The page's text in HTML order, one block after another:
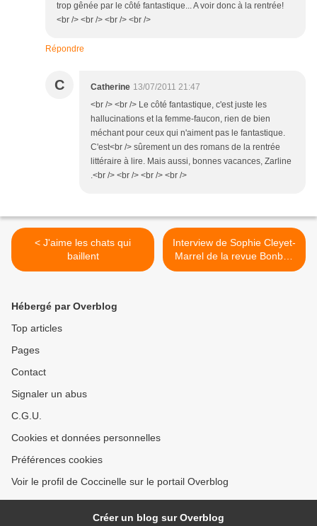
trop gênée par le côté fantastique... A voir donc à la rentrée!
<br /> <br /> <br /> <br />
Répondre
C Catherine 13/07/2011 21:47
<br /> <br /> Le côté fantastique, c'est juste les
hallucinations et la femme-faucon, rien de bien
méchant pour ceux qui n'aiment pas le fantastique.
C'est<br /> sûrement un des romans de la rentrée
littéraire à lire. Mais aussi, bonnes vacances, Zarline
.<br /> <br /> <br /> <br />
< J'aime les chats qui
baillent
Interview de Sophie Cleyet-
Marrel de la revue Bonbek
>
Hébergé par Overblog
Top articles
Pages
Contact
Signaler un abus
C.G.U.
Cookies et données personnelles
Préférences cookies
Voir le profil de Coccinelle sur le portail Overblog
Créer un blog sur Overblog